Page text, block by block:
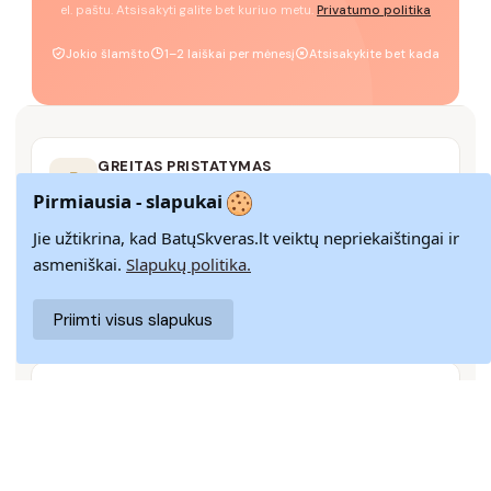
el. paštu. Atsisakyti galite bet kuriuo metu. Privatumo politika
Jokio šlamšto 1–2 laiškai per mėnesį Atsisakykite bet kada
GREITAS PRISTATYMAS
14 DIENŲ GRĄŽINIMAS
Paprastas grąžinimas paštomatais su pinigų
grąžinimo garantija
Pirmiausia - slapukai
Jie užtikrina, kad BatųSkveras.lt veiktų nepriekaištingai ir
asmeniškai. Slapukų politika.
Priimti visus slapukus